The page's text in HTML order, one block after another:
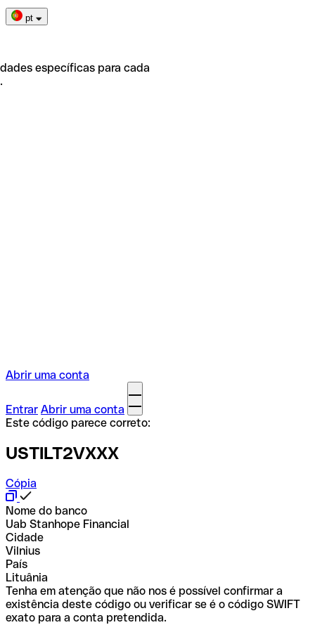
pt
específicas para cada
Abrir uma conta
Entrar Abrir uma conta
Este código parece correto:
USTILT2VXXX
Cópia
Nome do banco
Uab Stanhope Financial
Cidade
Vilnius
País
Lituânia
Tenha em atenção que não nos é possível confirmar a
existência deste código ou verificar se é o código SWIFT
exato para a conta pretendida.